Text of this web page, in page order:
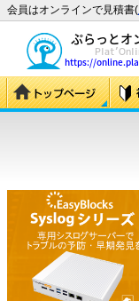
会員はオンラインで見積書(